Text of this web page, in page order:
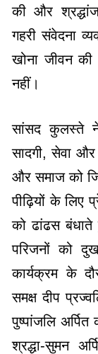
की और
गहरी संवेदना
खोना जीवन
नहीं।
सांसद कुलस्ते ने
सादगी, सेवा
और समाज को
पीढ़ियों के लिए
को ढांढस
परिजनों को
कार्यक्रम के
समक्ष दीप
पुष्पांजलि
श्रद्धा-सुमन